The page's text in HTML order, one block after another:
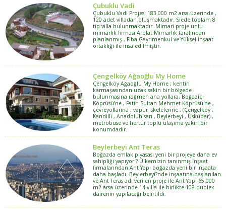
Çubuklu Vadi
Çubuklu Vadi Projesi 183.000 m2 arsa üzerinde ,
120 adet villadan oluşmaktadır. Siede toplam 8
tip villa bulunmaktadır. Mimari proje unlu
mimarlık firması Arolat Mimarlık tarafından
planlanmış , Fiba Gayrimenkul ve Yüksel İnşaat
ortaklığı ile insa edilmiştir.
Çengelköy Ağaoğlu My Home
Çengelköy Ağaoğlu My Home ; kentin
karmaşasından uzak sakin bir bölgede
bulunmasına rağmen ana yollara, Boğaziçi
Köprüsü’ne , Fatih Sultan Mehmet Köprüsü'ne ,
çevreyollarına , vapur iskelelerine , (Çengelköy ,
Kandilli , Anadoluhisarı , Beylerbeyi , Üsküdar) ,
metrobuse ve hertür toplu ulaşıma yakın bir
konumdadır.
Beylerbeyi Ant Teras
Boğazda emlak piyasası yeni bir projeye daha ev
sahipliği yapıyor ? Ülkemizin tanınmış inşaat
firmalarından Ant Yapı boğazda yeni bir inşaata
daha başladı. Beylerbeyi?nde inşaatına başlanılan
ve Ant Teras adı verilen proje ile Ant Yapı 65.000
m2 arsa üzerinde 14 villa ile birlikte 108 dublex
dairenin yapılacağı belirtildi.